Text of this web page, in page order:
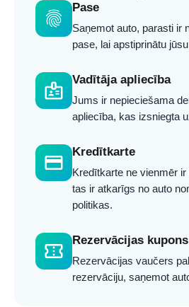
fingerprint
Pase
Saņemot auto, parasti ir
pase, lai apstiprinātu
badge
Vadītāja apliecība
Jums ir nepieciešama
apliecība, kas izsniegta
credit_card
Kredītkarte
Kredītkarte ne vienmēr
tas ir atkarīgs no auto
politikas.
confirmation_number
Rezervācijas kupons
Rezervācijas vaučers
rezervāciju, saņemot